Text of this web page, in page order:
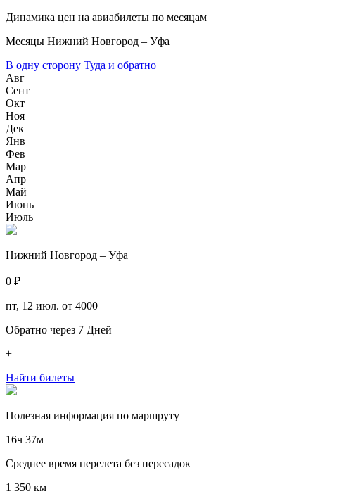
Динамика цен на авиабилеты по месяцам
Месяцы Нижний Новгород – Уфа
В одну сторону Туда и обратно
Авг
Сент
Окт
Ноя
Дек
Янв
Фев
Мар
Апр
Май
Июнь
Июль
Нижний Новгород – Уфа
0 ₽
пт, 12 июл. от 4000
Обратно через 7 Дней
+ —
Найти билеты
Полезная информация по маршруту
16ч 37м
Среднее время перелета без пересадок
1 350 км